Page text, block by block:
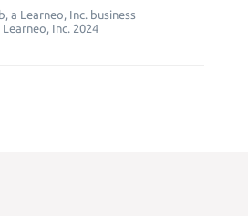
a Learneo, Inc. business
Inc. 2024